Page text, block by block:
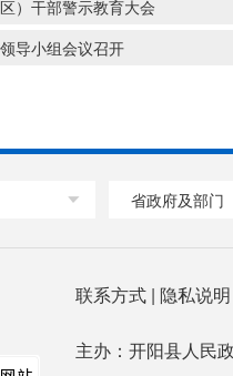
）干部警示教育大会
导小组会议召开
省政府及部门
联系方式| 隐私说
主办：开阳县人民